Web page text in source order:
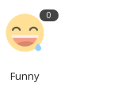
0
Funny